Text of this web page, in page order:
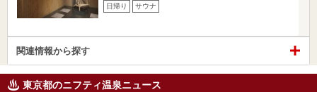
日帰り サウナ
関連情報から探す
東京都のニフティ温泉ニュース